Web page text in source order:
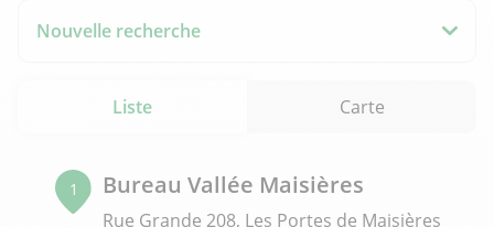
Nouvelle recherche
Liste Carte
1 Bureau Vallée Maisières
Rue Grande 208, Les Portes de Maisières